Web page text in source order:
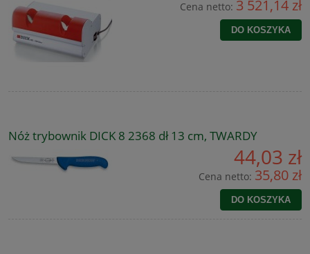
Cena netto: 3 521,14 zł
DO KOSZYKA
Nóż trybownik DICK 8 2368 dł 13 cm, TWARDY
44,03 zł
Cena netto: 35,80 zł
DO KOSZYKA